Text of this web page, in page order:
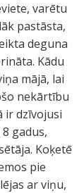
varētu
pastāsta,
deguna
Kādu
mājā, lai
nekārtību
ir dzīvojusi
gadus,
Koķetē
pie
ar viņu,